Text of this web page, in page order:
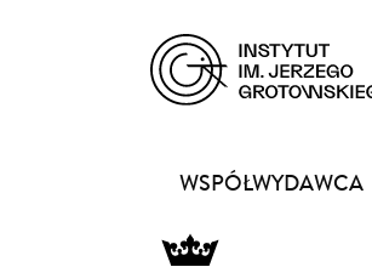
WSPÓŁWYDAWCA